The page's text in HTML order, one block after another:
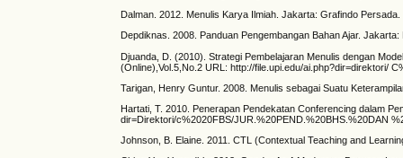
Dalman. 2012. Menulis Karya Ilmiah. Jakarta: Grafindo Persada.
Depdiknas. 2008. Panduan Pengembangan Bahan Ajar.
Djuanda, D. (2010). Strategi Pembelajaran Menulis dengan
(Online),Vol.5,No.2 URL: http://file.upi.edu/ai.php?dir=direktori/
Tarigan, Henry Guntur. 2008. Menulis sebagai Suatu
Hartati, T. 2010. Penerapan Pendekatan Conferencing dalam
dir=Direktori/c%2020FBS/JUR.%20PEND.%20BHS.%20DAN
Johnson, B. Elaine. 2011. CTL (Contextual Teaching and